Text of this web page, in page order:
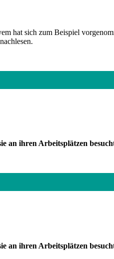
hat sich zum Beispiel
an ihren Arbeitsplätzen
an ihren Arbeitsplätzen